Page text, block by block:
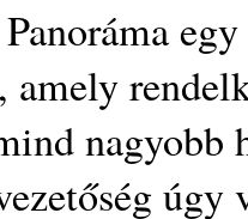
amely
nagyobb